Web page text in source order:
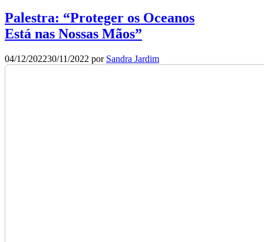
Palestra: “Proteger os Oceanos
Está nas Nossas Mãos”
04/12/202230/11/2022 por Sandra Jardim